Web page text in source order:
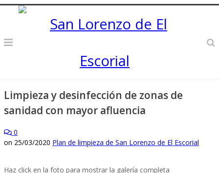
Limpieza y desinfección de zonas de
sanidad con mayor afluencia
0
on 25/03/2020 Plan de limpieza de San Lorenzo de El Escorial
Haz click en la foto para mostrar la galería completa